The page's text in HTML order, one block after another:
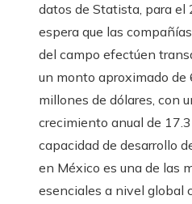
datos de Statista, para el
espera que las
del campo efectúen
un monto aproximado de
millones de dólares, con
crecimiento anual de
capacidad de desarrollo
en México es una de las
esenciales a nivel global